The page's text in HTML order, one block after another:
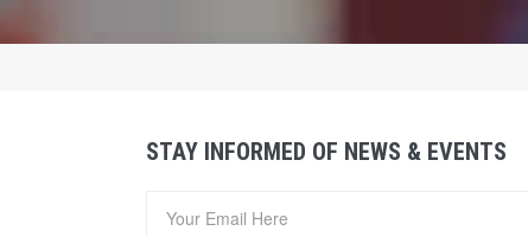
STAY INFORMED OF NEWS & EVENTS